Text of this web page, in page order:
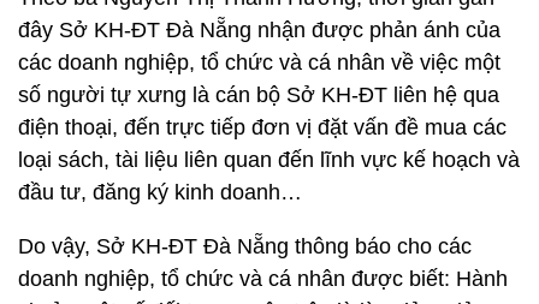
đây Sở KH-ĐT Đà Nẵng nhận được phản ánh của
các doanh nghiệp, tổ chức và cá nhân về việc một
số người tự xưng là cán bộ Sở KH-ĐT liên hệ qua
điện thoại, đến trực tiếp đơn vị đặt vấn đề mua các
loại sách, tài liệu liên quan đến lĩnh vực kế hoạch và
đầu tư, đăng ký kinh doanh…
Do vậy, Sở KH-ĐT Đà Nẵng thông báo cho các
doanh nghiệp, tổ chức và cá nhân được biết: Hành